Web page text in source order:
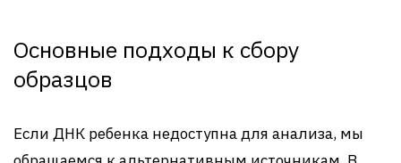
Основные подходы к сбору
образцов
Если ДНК ребенка недоступна для анализа, мы